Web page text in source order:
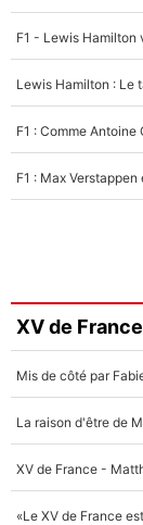
XV de France